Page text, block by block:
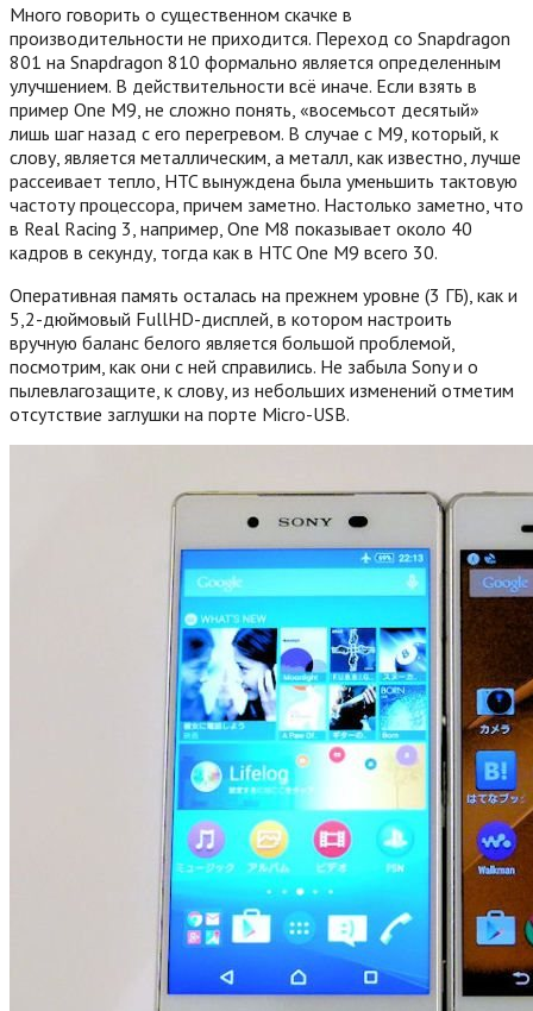
Много говорить о существенном скачке в
производительности не приходится. Переход со Snapdragon
801 на Snapdragon 810 формально является определенным
улучшением. В действительности всё иначе. Если взять в
пример One M9, не сложно понять, «восемьсот десятый»
лишь шаг назад с его перегревом. В случае с M9, который, к
слову, является металлическим, а металл, как известно, лучше
рассеивает тепло, HTC вынуждена была уменьшить тактовую
частоту процессора, причем заметно. Настолько заметно, что
в Real Racing 3, например, One M8 показывает около 40
кадров в секунду, тогда как в HTC One M9 всего 30.
Оперативная память осталась на прежнем уровне (3 ГБ), как и
5,2-дюймовый FullHD-дисплей, в котором настроить
вручную баланс белого является большой проблемой,
посмотрим, как они с ней справились. Не забыла Sony и о
пылевлагозащите, к слову, из небольших изменений отметим
отсутствие заглушки на порте Micro-USB.